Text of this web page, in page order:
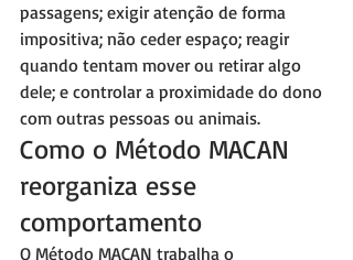
passagens; exigir atenção de forma
impositiva; não ceder espaço; reagir
quando tentam mover ou retirar algo
dele; e controlar a proximidade do dono
com outras pessoas ou animais.
Como o Método MACAN
reorganiza esse
comportamento
O Método MACAN trabalha o